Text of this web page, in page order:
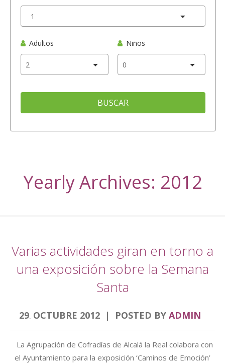
Adultos Niños
BUSCAR
Yearly Archives: 2012
Varias actividades giran en torno a
una exposición sobre la Semana
Santa
29. OCTUBRE 2012 POSTED BY ADMIN
La Agrupación de Cofradías de Alcalá la Real colabora con
el Ayuntamiento para la exposición ‘Caminos de Emoción’